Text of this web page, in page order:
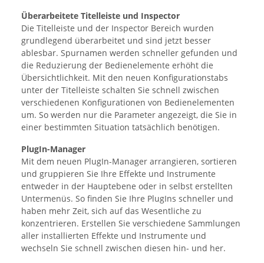
Überarbeitete Titelleiste und Inspector
Die Titelleiste und der Inspector Bereich wurden
grundlegend überarbeitet und sind jetzt besser
ablesbar. Spurnamen werden schneller gefunden und
die Reduzierung der Bedienelemente erhöht die
Übersichtlichkeit. Mit den neuen Konfigurationstabs
unter der Titelleiste schalten Sie schnell zwischen
verschiedenen Konfigurationen von Bedienelementen
um. So werden nur die Parameter angezeigt, die Sie in
einer bestimmten Situation tatsächlich benötigen.
PlugIn-Manager
Mit dem neuen PlugIn-Manager arrangieren, sortieren
und gruppieren Sie Ihre Effekte und Instrumente
entweder in der Hauptebene oder in selbst erstellten
Untermenüs. So finden Sie Ihre PlugIns schneller und
haben mehr Zeit, sich auf das Wesentliche zu
konzentrieren. Erstellen Sie verschiedene Sammlungen
aller installierten Effekte und Instrumente und
wechseln Sie schnell zwischen diesen hin- und her.